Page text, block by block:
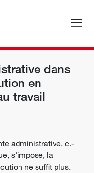
dans
en
travail
administrative, c.-
s'impose, la
ne suffit plus.